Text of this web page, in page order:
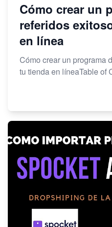
Cómo crear un
referidos
en línea
Cómo crear un programa
tu tienda en líneaTable of